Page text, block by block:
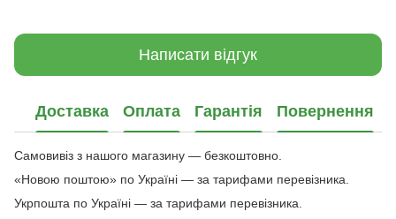
Написати відгук
Доставка Оплата Гарантія Повернення
Самовивіз з нашого магазину — безкоштовно.
«Новою поштою» по Україні — за тарифами перевізника.
Укрпошта по Україні — за тарифами перевізника.